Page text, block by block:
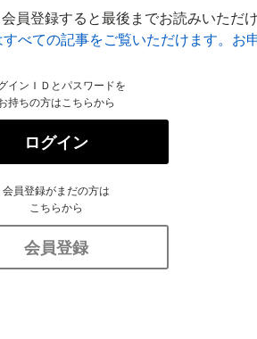
員登録すると最後までお読みいただけ
べての記事をご覧いただけます。お
インＩＤとパスワードを
持ちの方はこちらから
ログイン
会員登録がまだの方は
こちらから
会員登録